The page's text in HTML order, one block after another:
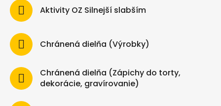
Aktivity OZ Silnejší slabším
Chránená dielňa (Výrobky)
Chránená dielňa (Zápichy do torty,
dekorácie, gravírovanie)